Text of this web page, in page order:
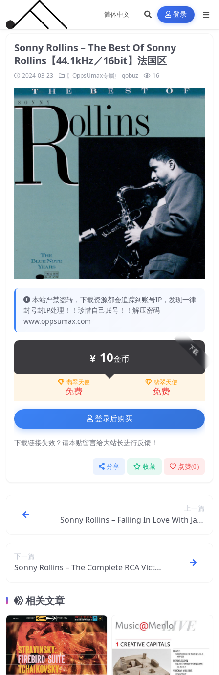
登录
Sonny Rollins – The Best Of Sonny
Rollins【44.1kHz／16bit】法国区
2024-03-23 〖OppsUmax专属〗 qobuz 16
本站严禁盗转，下载资源都会追踪到账号IP，发现一律
封号封IP处理！！珍惜自己账号！！解压密码
www.oppsumax.com
下载
10金币
翡翠天使
免费
翡翠天使
免费
登录后购买
下载链接失效？请本贴留言给大站长进行反馈！
分享 收藏 点赞(0)
上一篇
Sonny Rollins – Falling In Love With Jazz
下一篇
Sonny Rollins – The Complete RCA Victor
相关文章